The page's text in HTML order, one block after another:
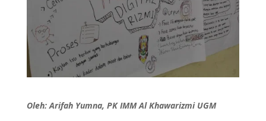
Oleh: Arifah Yumna, PK IMM Al Khawarizmi UGM